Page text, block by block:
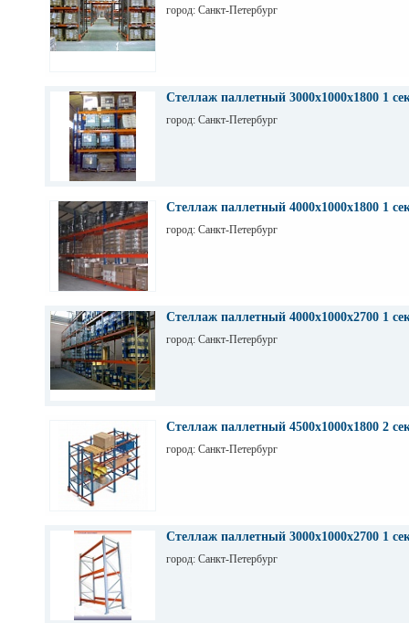
город: Санкт-Петербург
Стеллаж паллетный 3000х1000х1800 1
город: Санкт-Петербург
Стеллаж паллетный 4000х1000х1800 1
город: Санкт-Петербург
Стеллаж паллетный 4000х1000х2700 1
город: Санкт-Петербург
Стеллаж паллетный 4500х1000х1800 2
город: Санкт-Петербург
Стеллаж паллетный 3000х1000х2700 1
город: Санкт-Петербург